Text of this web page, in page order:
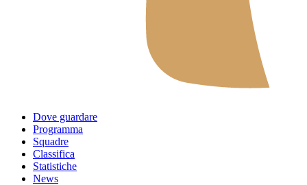
Dove guardare
Programma
Squadre
Classifica
Statistiche
News